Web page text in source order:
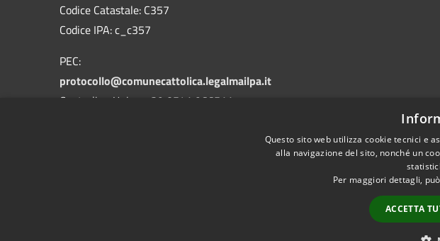
Codice Catastale: C357
Codice IPA: c_c357
PEC:
protocollo@comunecattolica.legalmailpa.it
Centralino Unico: +39 0541 966511
Questo sito web utilizza cookie tecnici e
alla navigazione del sito, nonché un
Per maggiori dettagli,
ACCETTA